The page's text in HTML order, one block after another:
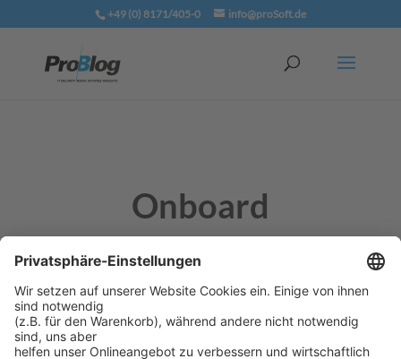
+49 (0) 8171/405-0 info@proSoft.de
Onboard
Bezeichnung für zusätzliche Hardware
Komponenten, die normalerweise als
Erweiterungskarten vorliegen, hier aber auf dem